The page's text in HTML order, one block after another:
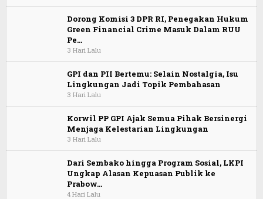
Dorong Komisi 3 DPR RI, Penegakan Hukum
Green Financial Crime Masuk Dalam RUU
Pe…
3 Hari Lalu
GPI dan PII Bertemu: Selain Nostalgia, Isu
Lingkungan Jadi Topik Pembahasan
3 Hari Lalu
Korwil PP GPI Ajak Semua Pihak Bersinergi
Menjaga Kelestarian Lingkungan
3 Hari Lalu
Dari Sembako hingga Program Sosial, LKPI
Ungkap Alasan Kepuasan Publik ke
Prabow…
4 Hari Lalu